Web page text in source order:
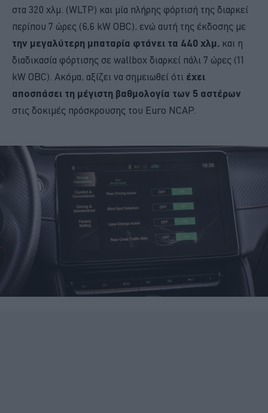
στα 320 χλμ. (WLTP) και μία πλήρης φόρτισή της διαρκεί
περίπου 7 ώρες (6,6 kW OBC), ενώ αυτή της έκδοσης με
την μεγαλύτερη μπαταρία φτάνει τα 440 χλμ. και η
διαδικασία φόρτισης σε wallbox διαρκεί πάλι 7 ώρες (11
kW OBC). Ακόμα, αξίζει να σημειωθεί ότι έχει
αποσπάσει τη μέγιστη βαθμολογία των 5 αστέρων
στις δοκιμές πρόσκρουσης του Euro NCAP.